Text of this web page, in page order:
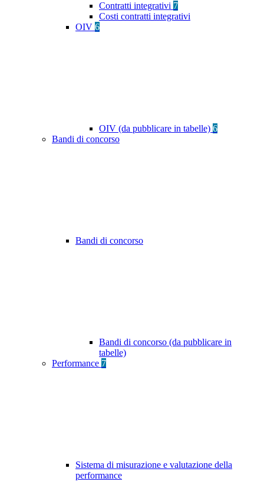
Contratti integrativi 7
Costi contratti integrativi
OIV 6
OIV (da pubblicare in tabelle) 6
Bandi di concorso
Bandi di concorso
Bandi di concorso (da pubblicare in
tabelle)
Performance 7
Sistema di misurazione e valutazione della
performance